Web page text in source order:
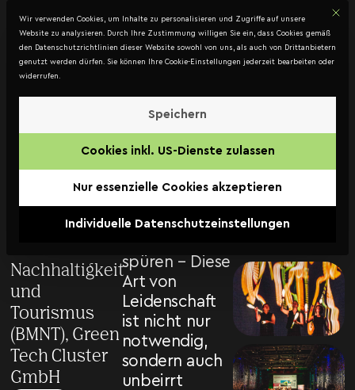
Kontakt
Staatspreis
Energietechnologie
2018
Bundesministerium
Nachhaltigkeit
und
Tourismus
(BMNT), Green
Tech Cluster
GmbH
Feuer für eine
und den
Glauben an sie
immer stärker
spüren – Diese
Art von
Leidenschaft
ist nicht nur
notwendig,
sondern auch
unbeirrt
Mit
DATENSCHUTZ
Wir verwenden Cookies, um Inhalte zu personalisieren und Zugriffe auf unsere
Website zu analysieren. Durch Ihre Zustimmung willigen Sie ein, dass Cookies gemäß
den Datenschutzrichtlinien dieser Website sowohl von uns, als auch von Drittanbietern
genutzt werden dürfen. Sie können Ihre Cookie-Einstellungen jederzeit bearbeiten oder
widerrufen.
Speichern
Cookies inkl. US-Dienste zulassen
Nur essenzielle Cookies akzeptieren
Individuelle Datenschutzeinstellungen